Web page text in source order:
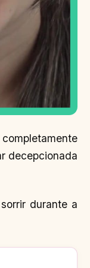
decepcionada
durante a